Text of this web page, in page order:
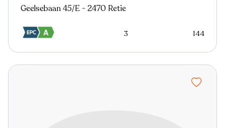
Geelsebaan 45/E - 2470 Retie
3 144